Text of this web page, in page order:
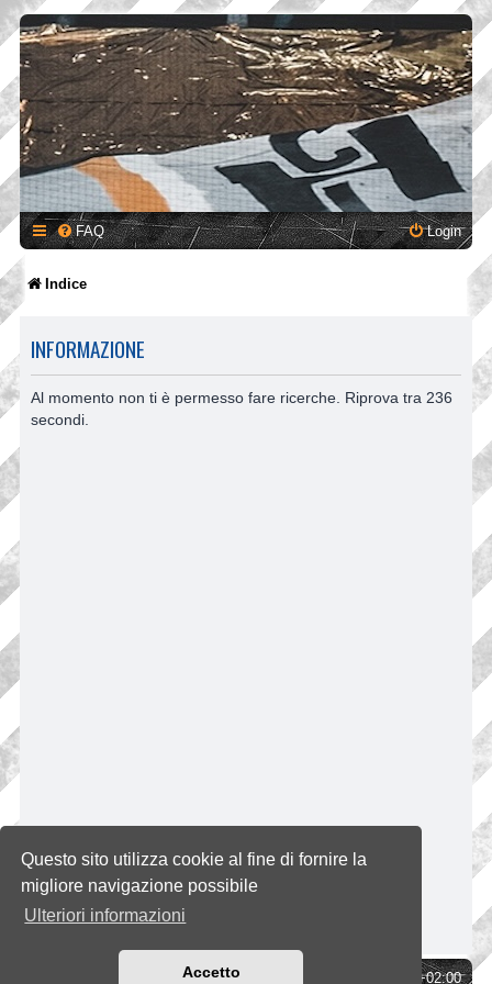
Questo sito utilizza cookie al fine di fornire la
migliore navigazione possibile
Ulteriori informazioni
Accetto
FAQ Login
Indice
INFORMAZIONE
Al momento non ti è permesso fare ricerche. Riprova tra 236
secondi.
UTC+02:00